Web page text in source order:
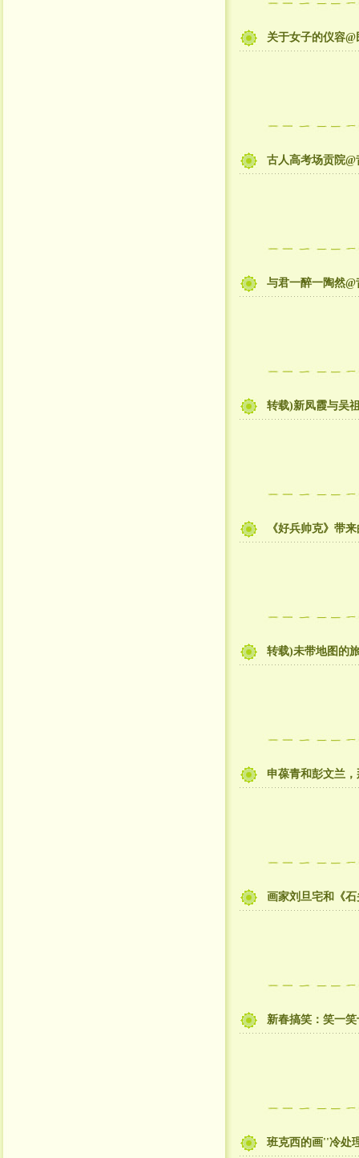
关于女子的仪容
古人高考场贡院
与君一醉一陶然
转载)新凤霞与吴
《好兵帅克》带
转载)未带地图的
申葆青和彭文兰
画家刘旦宅和《
新春搞笑：笑一
班克西的画''冷处